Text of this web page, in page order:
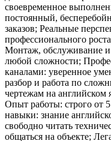
своевременное
постоянный,
заказов; Реальные
профессионального
Монтаж, обслуживание и
любой сложности;
каналами: уверенное
разбор и работа по
чертежам на английском
Опыт работы: строго от
навыки: знание
свободно читать
общаться на объекте;